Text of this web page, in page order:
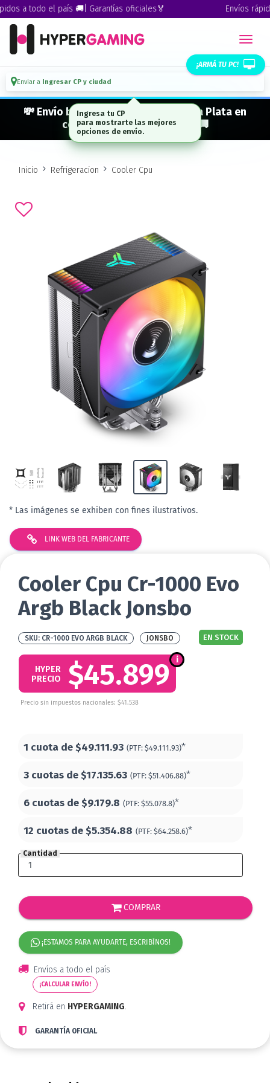
a todo el país 🚚| Garantías oficiales🏅 Envíos
¡ARMÁ TU PC!
Enviar a Ingresar CP y ciudad
💸 Envío bonificado a CABA · GBA · La Plata en
compras desde $ 300.000* 🚚
Inicio Refrigeracion Cooler Cpu
* Las imágenes se exhiben con fines ilustrativos.
LINK WEB DEL FABRICANTE
Cooler Cpu Cr-1000 Evo
Argb Black Jonsbo
CR-1000 EVO ARGB BLACK EN STOCK
JONSBO
$45.899
HYPER
PRECIO
Precio sin impuestos nacionales: $41.538
1 cuota de$49.111.93 (PTF: $49.111.93)*
3 cuotas de$17.135.63 (PTF: $51.406.88)*
6 cuotas de$9.179.8 (PTF: $55.078.8)*
12 cuotas de$5.354.88 (PTF: $64.258.6)*
Cantidad
COMPRAR
¡ESTAMOS PARA AYUDARTE, ESCRIBÍNOS!
Envíos a todo el país
¡CALCULAR ENVÍO!
Retirá en HYPERGAMING.
GARANTÍA OFICIAL
Ingresa tu CP
para mostrarte las mejores
opciones de envío.